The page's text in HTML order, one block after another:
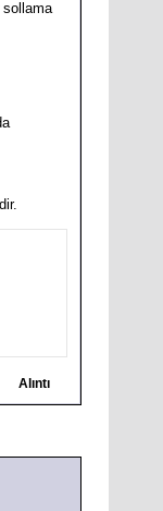
sollama
Alıntı